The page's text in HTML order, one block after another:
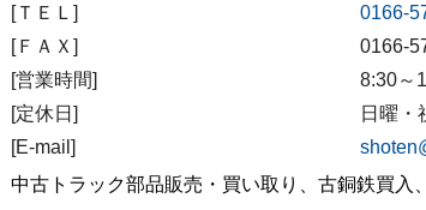
[ＴＥＬ]
0166-
[ＦＡＸ]
0166-
[営業時間]
8:30～
[定休日]
日曜・
[E-mail]
中古トラック部品販売・買い取り、古銅鉄買入